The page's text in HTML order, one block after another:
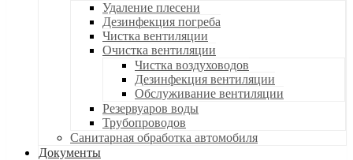
Удаление плесени
Дезинфекция погреба
Чистка вентиляции
Очистка вентиляции
Чистка воздуховодов
Дезинфекция вентиляции
Обслуживание вентиляции
Резервуаров воды
Трубопроводов
Санитарная обработка автомобиля
Документы